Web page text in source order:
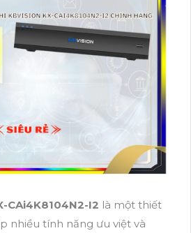
CAi4K8104N2-I2 là một thiết
nhiều tính năng ưu việt và